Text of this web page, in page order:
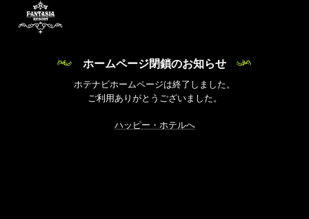
ホームページ閉鎖のお知らせ
ホテナビホームページは終了しました。
ご利用ありがとうございました。
ハッピー・ホテルへ